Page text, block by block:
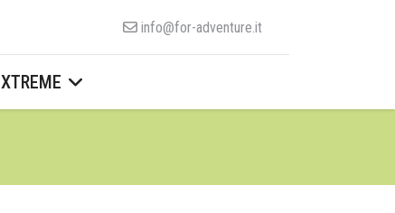
info@for-adventure.it
XTREME